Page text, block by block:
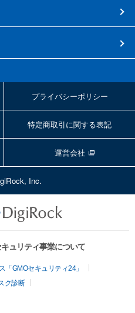
プライバシーポリシー
特定商取引に関する表記
運営会社
Inc.
ュリティ事業について
GMOセキュリティ24」
ク診断